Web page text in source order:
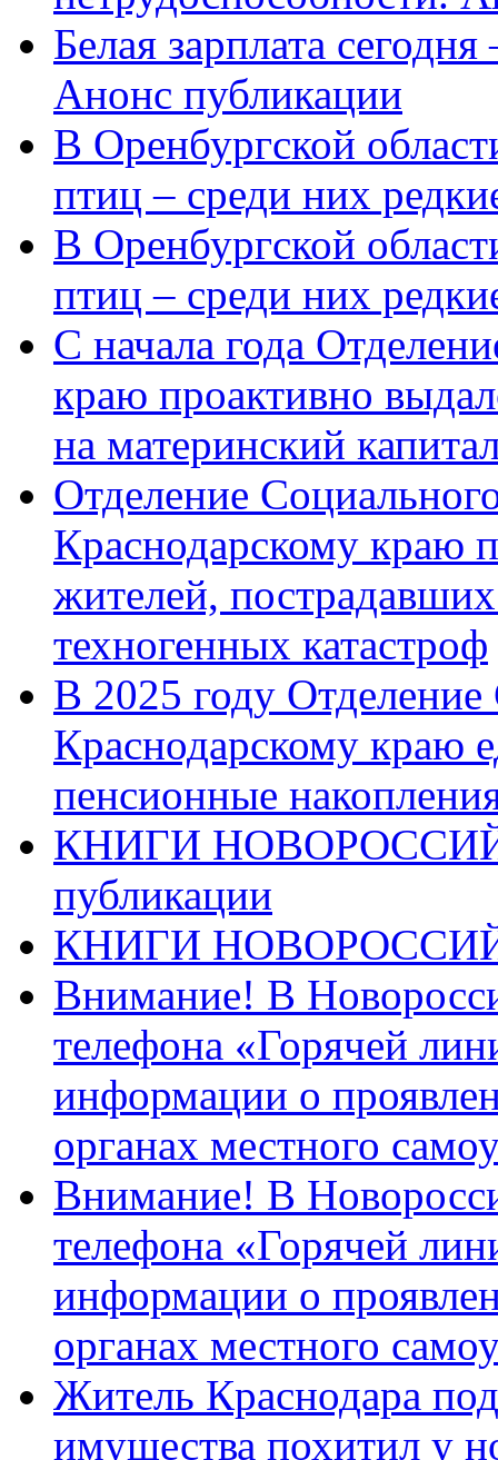
Белая зарплата
Анонс публикации
В Оренбургской
птиц – среди них
В Оренбургской
птиц – среди них
С начала года
краю проактивно
на материнский
Отделение
Краснодарскому краю
жителей,
техногенных катастроф
В 2025 году
Краснодарскому краю
пенсионные
КНИГИ
публикации
КНИГИ
Внимание! В
телефона «Горячей
информации о
органах местного
Внимание! В
телефона «Горячей
информации о
органах местного
Житель Краснодара
имущества похитил у